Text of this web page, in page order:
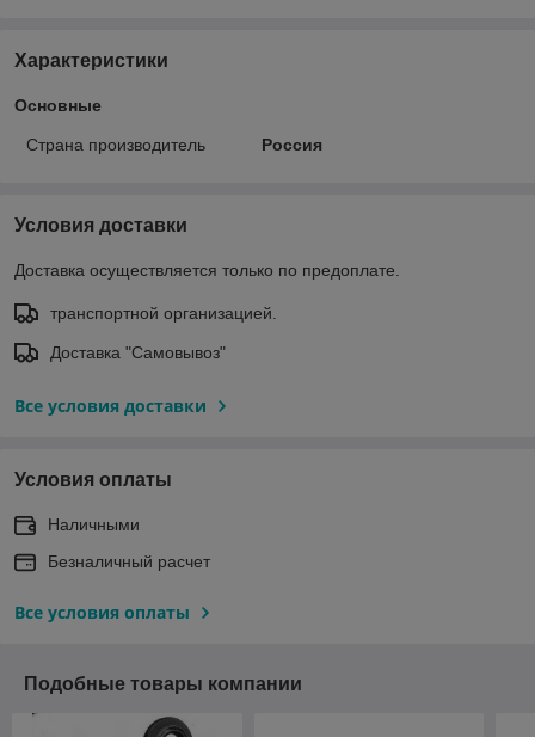
Характеристики
Основные
Страна производитель Россия
Условия доставки
Доставка осуществляется только по предоплате.
транспортной организацией.
Доставка "Самовывоз"
Все условия доставки
Условия оплаты
Наличными
Безналичный расчет
Все условия оплаты
Подобные товары компании